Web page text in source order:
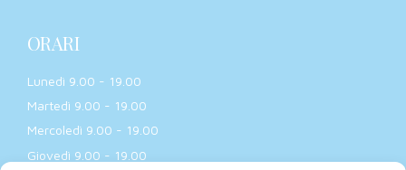
ORARI
Lunedì 9.00 - 19.00
Martedì 9.00 - 19.00
Mercoledì 9.00 - 19.00
Giovedì 9.00 - 19.00